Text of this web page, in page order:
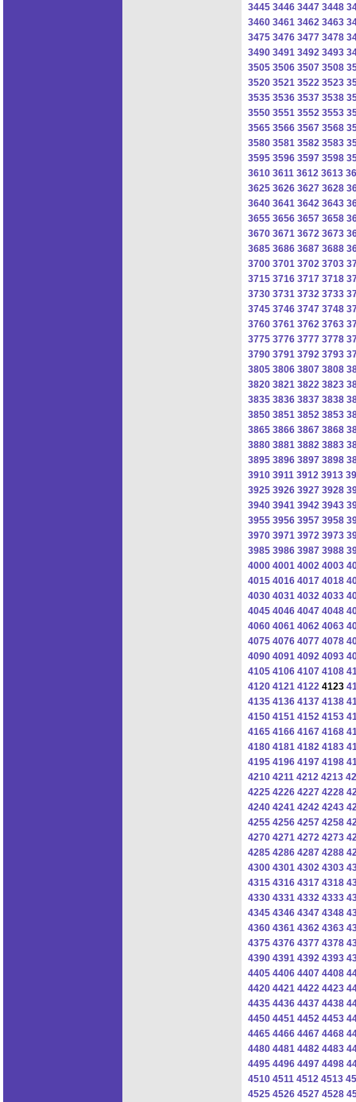
3445 3446 3447 3448
3460 3461 3462 3463
3475 3476 3477 3478
3490 3491 3492 3493
3505 3506 3507 3508
3520 3521 3522 3523
3535 3536 3537 3538
3550 3551 3552 3553
3565 3566 3567 3568
3580 3581 3582 3583
3595 3596 3597 3598
3610 3611 3612 3613
3625 3626 3627 3628
3640 3641 3642 3643
3655 3656 3657 3658
3670 3671 3672 3673
3685 3686 3687 3688
3700 3701 3702 3703
3715 3716 3717 3718
3730 3731 3732 3733
3745 3746 3747 3748
3760 3761 3762 3763
3775 3776 3777 3778
3790 3791 3792 3793
3805 3806 3807 3808
3820 3821 3822 3823
3835 3836 3837 3838
3850 3851 3852 3853
3865 3866 3867 3868
3880 3881 3882 3883
3895 3896 3897 3898
3910 3911 3912 3913
3925 3926 3927 3928
3940 3941 3942 3943
3955 3956 3957 3958
3970 3971 3972 3973
3985 3986 3987 3988
4000 4001 4002 4003
4015 4016 4017 4018
4030 4031 4032 4033
4045 4046 4047 4048
4060 4061 4062 4063
4075 4076 4077 4078
4090 4091 4092 4093
4105 4106 4107 4108
4120 4121 4122 4123
4135 4136 4137 4138
4150 4151 4152 4153
4165 4166 4167 4168
4180 4181 4182 4183
4195 4196 4197 4198
4210 4211 4212 4213
4225 4226 4227 4228
4240 4241 4242 4243
4255 4256 4257 4258
4270 4271 4272 4273
4285 4286 4287 4288
4300 4301 4302 4303
4315 4316 4317 4318
4330 4331 4332 4333
4345 4346 4347 4348
4360 4361 4362 4363
4375 4376 4377 4378
4390 4391 4392 4393
4405 4406 4407 4408
4420 4421 4422 4423
4435 4436 4437 4438
4450 4451 4452 4453
4465 4466 4467 4468
4480 4481 4482 4483
4495 4496 4497 4498
4510 4511 4512 4513
4525 4526 4527 4528